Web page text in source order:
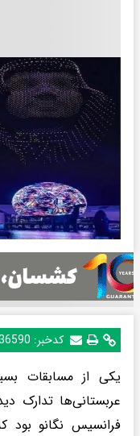
کدخبر:
یکی از مسابقات
عربستانی‌ها تدارک
فرانسیس نگانو بود